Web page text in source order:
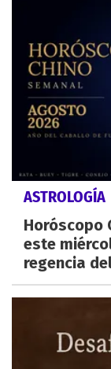
ASTROLOGÍA
Horóscopo
este
regencia